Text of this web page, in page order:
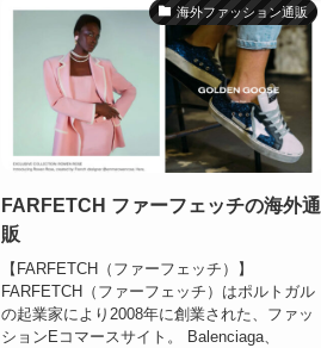
海外ファッション通販
FARFETCH ファーフェッチの海外通
販
【FARFETCH（ファーフェッチ）】
FARFETCH（ファーフェッチ）はポルトガル
の起業家により2008年に創業された、ファッ
ションEコマースサイト。 Balenciaga、